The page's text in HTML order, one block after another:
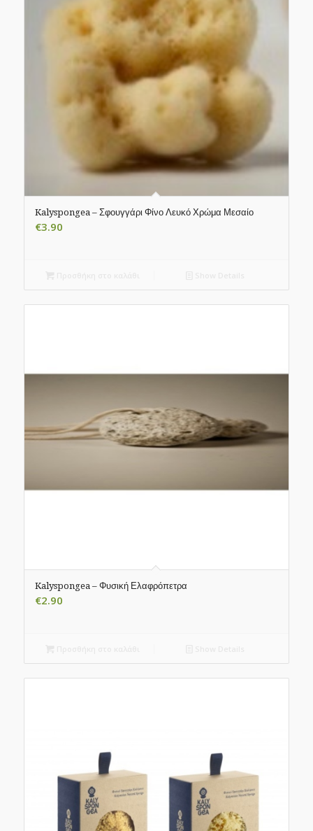
Kalyspongea – Σφουγγάρι Φίνο Λευκό Χρώμα Μεσαίο
€3.90
Kalyspongea – Φυσική Ελαφρόπετρα
€2.90